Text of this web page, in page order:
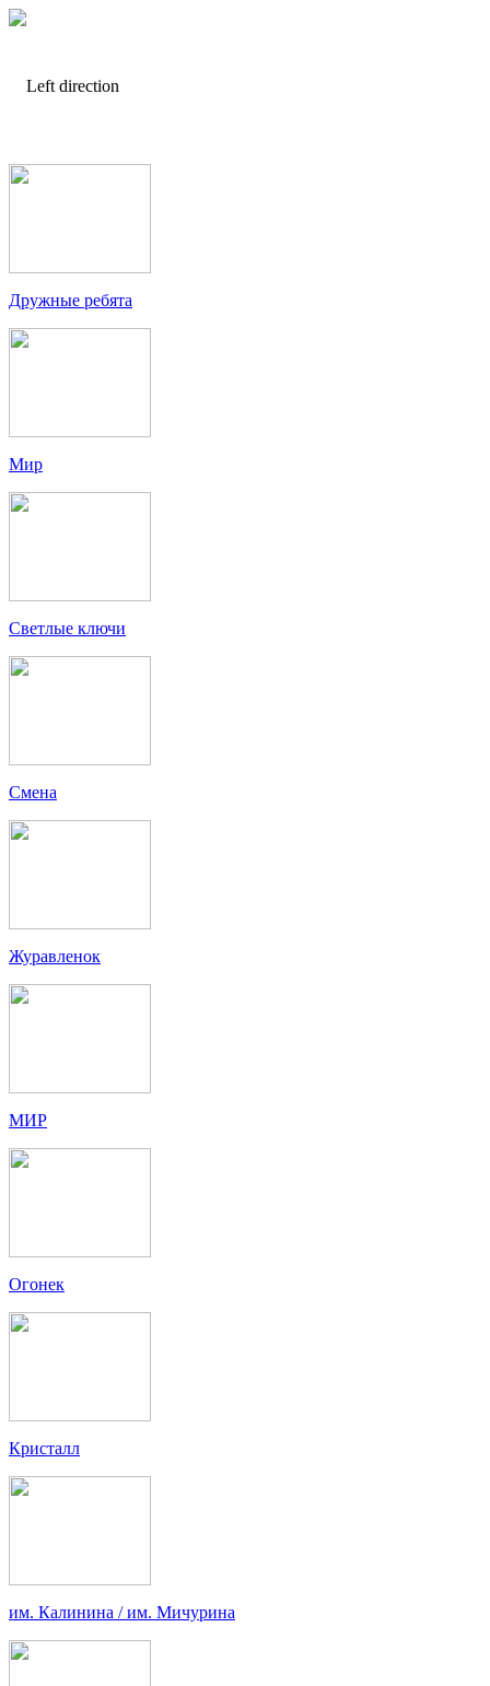
Дружные ребята
Мир
Светлые ключи
Смена
Журавленок
МИР
Огонек
Кристалл
им. Калинина / им. Мичурина